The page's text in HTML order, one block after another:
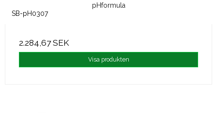
pHformula
SB-pH0307
2.284,67 SEK
Visa produkten